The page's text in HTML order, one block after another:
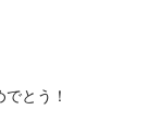
とう！